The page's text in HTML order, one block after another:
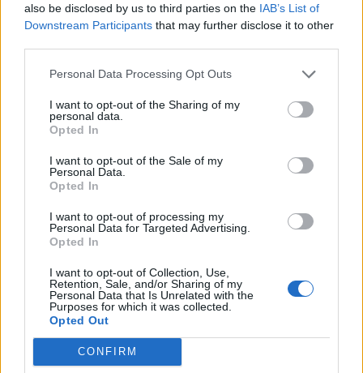
also be disclosed by us to third parties on the IAB’s List of
Downstream Participants that may further disclose it to other
Personal Data Processing Opt Outs
I want to opt-out of the Sharing of my
personal data.
Opted In
I want to opt-out of the Sale of my
Personal Data.
Opted In
I want to opt-out of processing my
Personal Data for Targeted Advertising.
Opted In
I want to opt-out of Collection, Use,
Retention, Sale, and/or Sharing of my
Personal Data that Is Unrelated with the
Purposes for which it was collected.
Opted Out
CONFIRM
Σχετικά Άρθρα